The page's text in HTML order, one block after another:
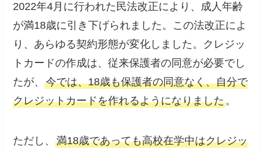
2022年4月に行われた民法改正により、成人年齢
が満18歳に引き下げられました。この法改正によ
り、あらゆる契約形態が変化しました。クレジッ
トカードの作成は、従来保護者の同意が必要でし
たが、今では、18歳も保護者の同意なく、自分で
クレジットカードを作れるようになりました。
ただし、満18歳であっても高校在学中はクレジッ